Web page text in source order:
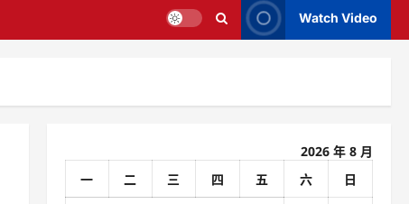
Watch Video
2026 年 8 月
一
二 三 四 五 六
日